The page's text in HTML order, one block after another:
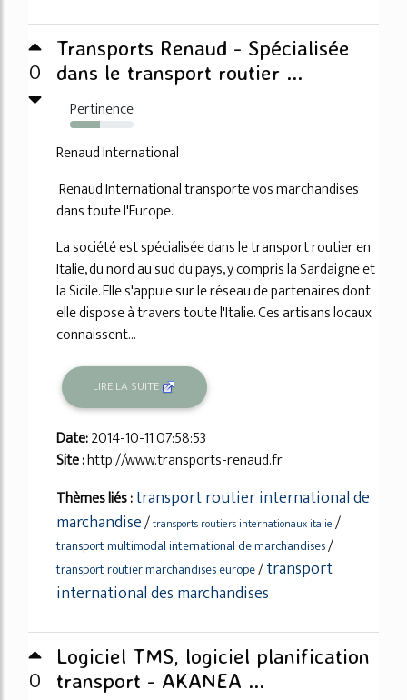
0
Transports Renaud - Spécialisée
dans le transport routier ...
Pertinence
47%
Renaud International
Renaud International transporte vos marchandises
dans toute l'Europe.
La société est spécialisée dans le transport routier en
Italie, du nord au sud du pays, y compris la Sardaigne et
la Sicile. Elle s'appuie sur le réseau de partenaires dont
elle dispose à travers toute l'Italie. Ces artisans locaux
connaissent...
LIRE LA SUITE
Date:2014-10-11 07:58:53
Site :http://www.transports-renaud.fr
Thèmes liés :transport routier international de
marchandise/transports routiers internationaux italie /
transport multimodal international de marchandises/
transport routier marchandises europe/transport
international des marchandises
0
Logiciel TMS, logiciel planification
transport - AKANEA ...